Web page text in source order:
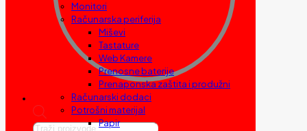
Products
Monitori
Računarska periferija
Miševi
Tastature
Web Kamere
Prenosne baterije
Prenaponska zaštita i produžni
Računarski dodaci
Potrošni materijal
Papir